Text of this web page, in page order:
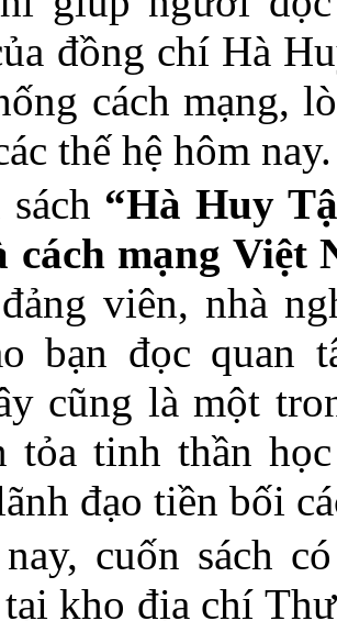
đồng chí Hà
cách mạng,
thế hệ hôm nay.
“Hà Huy
cách mạng Việt
viên, nhà
bạn đọc quan
cũng là một
tỏa tinh thần
đạo tiền bối
cuốn sách
kho địa chí